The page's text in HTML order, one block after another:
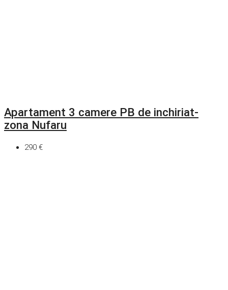
Apartament 3 camere PB de inchiriat-
zona Nufaru
290 €